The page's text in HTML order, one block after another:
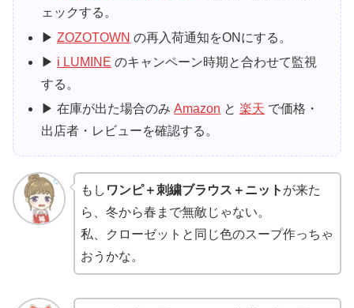
ェックする。
▶ZOZOTOWN の再入荷通知をONにする。
▶ i LUMINE のキャンペーン時期と合わせて監視
する。
▶ 在庫が出た場合のみAmazon と楽天 で価格・
出店者・レビューを確認する。
もし ワンピ＋刺繍ブラウス＋ニット が来た
ら、冬から春まで無敵じゃない。
私、クローゼットと同じ色のスープ作っちゃ
おうかな。